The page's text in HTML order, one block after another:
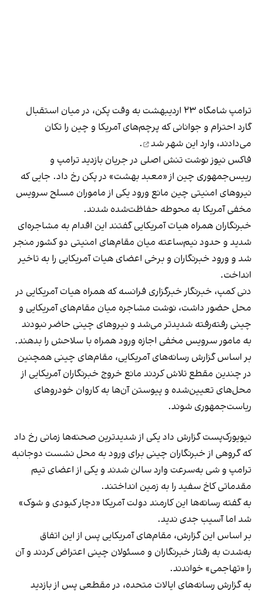
ترامپ شامگاه ۲۳ اردیبهشت به وقت پکن، در میان استقبال
گارد احترام و جوانانی که پرچم‌های آمریکا و چین را تکان
می‌دادند، وارد این شهرشد
.
فاکس نیوز نوشت تنش اصلی در جریان بازدید ترامپ و
رییس‌جمهوری چین از «معبد بهشت» در پکن رخ داد. جایی که
نیروهای امنیتی چین مانع ورود یکی از ماموران مسلح سرویس
مخفی آمریکا به محوطه حفاظت‌شده شدند.
خبرنگاران همراه هیات آمریکایی گفتند این اقدام به مشاجره‌ای
شدید و حدود نیم‌ساعته میان مقام‌های امنیتی دو کشور منجر
شد و ورود خبرنگاران و برخی اعضای هیات آمریکایی را به تاخیر
انداخت.
دنی کمپ، خبرنگار خبرگزاری فرانسه که همراه هیات آمریکایی در
محل حضور داشت، نوشت مشاجره میان مقام‌های آمریکایی و
چینی رفته‌رفته شدیدتر می‌شد و نیروهای چینی حاضر نبودند
به مامور سرویس مخفی اجازه ورود همراه با سلاحش را بدهند.
بر اساس گزارش رسانه‌های آمریکایی، مقام‌های چینی همچنین
در چندین مقطع تلاش کردند مانع خروج خبرنگاران آمریکایی از
محل‌های تعیین‌شده و پیوستن آن‌ها به کاروان خودروهای
ریاست‌جمهوری شوند.
نیویورک‌پست گزارش داد یکی از شدیدترین صحنه‌ها زمانی رخ داد
که گروهی از خبرنگاران چینی برای ورود به محل نشست دوجانبه
ترامپ و شی به‌سرعت وارد سالن شدند و یکی از اعضای تیم
مقدماتی کاخ سفید را به زمین انداختند.
به گفته رسانه‌ها این کارمند دولت آمریکا «دچار کبودی و شوک»
شد اما آسیب جدی ندید.
بر اساس این گزارش، مقام‌های آمریکایی پس از این اتفاق
به‌شدت به رفتار خبرنگاران و مسئولان چینی اعتراض کردند و آن
را «تهاجمی» خواندند.
به گزارش رسانه‌های ایالات متحده، در مقطعی پس از بازدید